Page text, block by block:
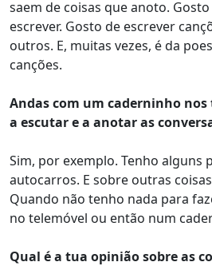
saem de coisas que anoto.
escrever. Gosto de escrever
outros. E, muitas vezes, é da
canções.
Andas com um caderninho
a escutar e a anotar as
Sim, por exemplo. Tenho alguns
autocarros. E sobre outras
Quando não tenho nada para
no telemóvel ou então num
Qual é a tua opinião sobre as